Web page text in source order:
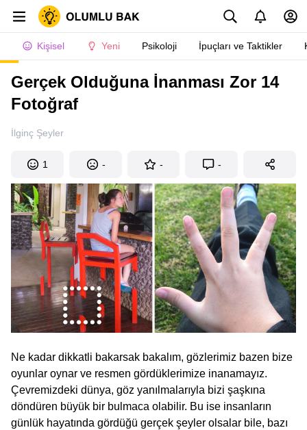
Kişisel Yeni Psikoloji İpuçları ve Taktikler
Gerçek Olduğuna İnanması Zor 14
Fotoğraf
İlginç Şeyler
1 - - -
Ne kadar dikkatli bakarsak bakalım, gözlerimiz bazen bize
oyunlar oynar ve resmen gördüklerimize inanamayız.
Çevremizdeki dünya, göz yanılmalarıyla bizi şaşkına
döndüren büyük bir bulmaca olabilir. Bu ise insanların
günlük hayatında gördüğü gerçek şeyler olsalar bile, bazı